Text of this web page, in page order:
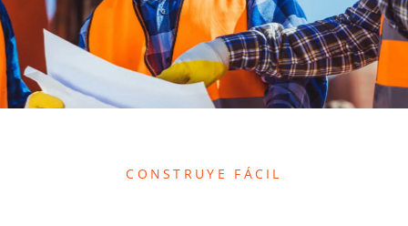
CONSTRUYE FÁCIL